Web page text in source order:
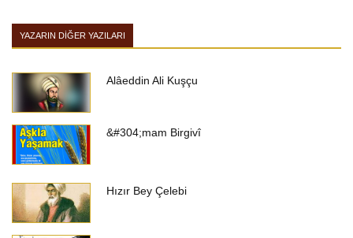
YAZARIN DIĞER YAZILARI
Alâeddin Ali Kuşçu
&#304;mam Birgivî
Hızır Bey Çelebi